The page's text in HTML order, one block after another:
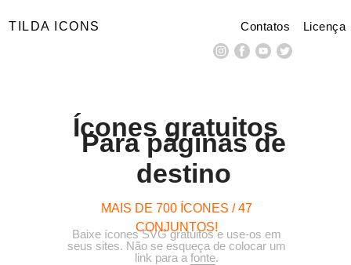
Baixe ícones SVG gratuitos e use-os em
seus sites. Não se esqueça de colocar um
link para a fonte.
TILDA ICONS Contatos
Ícones gratuitos
Licença
MAIS DE 700 ÍCONES / 47
CONJUNTOS!
Para páginas de
destino